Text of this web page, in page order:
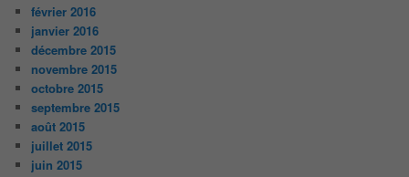
février 2016
janvier 2016
décembre 2015
novembre 2015
octobre 2015
septembre 2015
août 2015
juillet 2015
juin 2015